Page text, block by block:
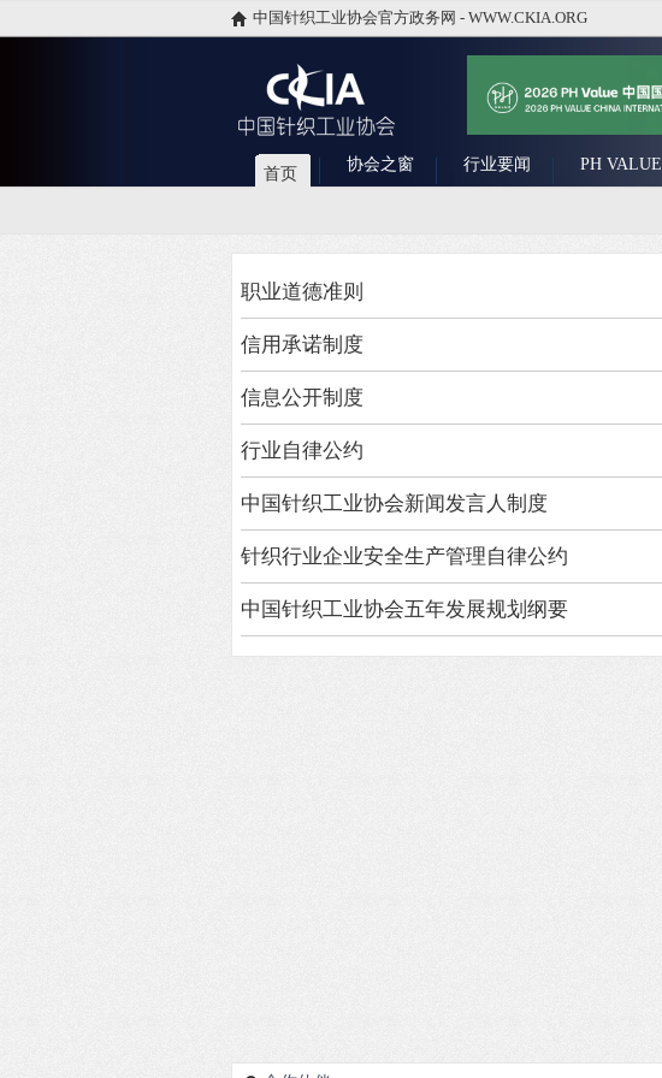
中国针织工业协会官方政务网 - WWW.CKIA.ORG
首页
协会之窗 行业要闻 PH VALUE
职业道德准则
信用承诺制度
信息公开制度
行业自律公约
中国针织工业协会新闻发言人制度
针织行业企业安全生产管理自律公约
中国针织工业协会五年发展规划纲要